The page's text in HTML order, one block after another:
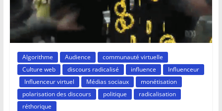
Algorithme Audience
communauté virtuelle
Culture web
discours radicalisé influence
Influenceur
Influenceur virtuel
Médias sociaux
monétisation
polarisation des discours
politique
radicalisation
réthorique